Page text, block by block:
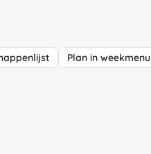
Plan in weekmenu